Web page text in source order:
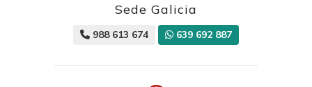
Sede Galicia
988 613 674 639 692 887